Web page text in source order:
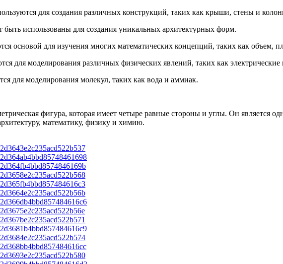
для создания различных конструкций, таких как крыши, стены и
быть использованы для создания уникальных архитектурных форм.
основой для изучения многих математических концепций, таких как объем,
для моделирования различных физических явлений, таких как
для моделирования молекул, таких как вода и аммиак.
фигура, которая имеет четыре равные стороны и углы. Он является
математику, физику и химию.